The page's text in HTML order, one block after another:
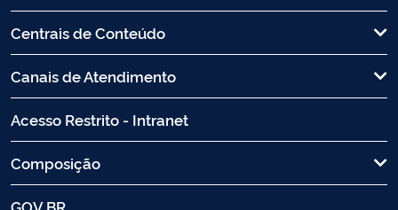
Centrais de Conteúdo
Canais de Atendimento
Acesso Restrito - Intranet
Composição
GOV.BR